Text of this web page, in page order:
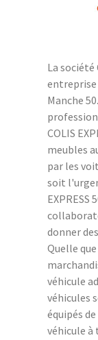
La société
entreprise
Manche
COLIS
meubles
par les
soit
EXPRESS
donner
Quelle
véhicule
véhicules
équipés
véhicule